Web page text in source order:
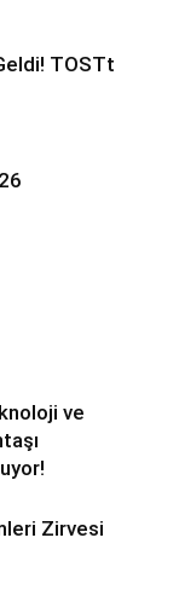
TOSTt
ve
Zirvesi